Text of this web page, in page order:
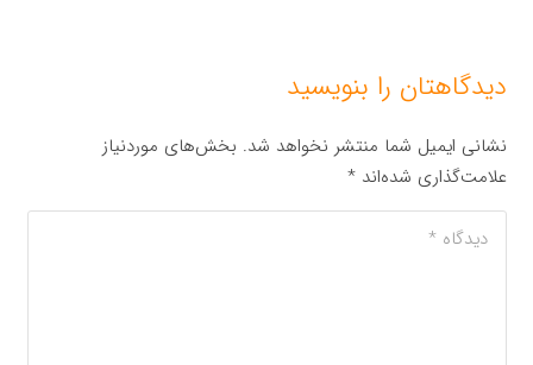
دیدگاهتان را بنویسید
نشانی ایمیل شما منتشر نخواهد شد. بخش‌های موردنیاز
علامت‌گذاری شده‌اند*